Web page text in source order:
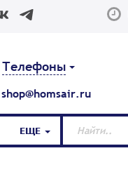
Телефоны
shop@homsair.ru
ЕЩЕ